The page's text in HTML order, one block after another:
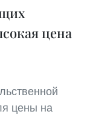
цена
цены на